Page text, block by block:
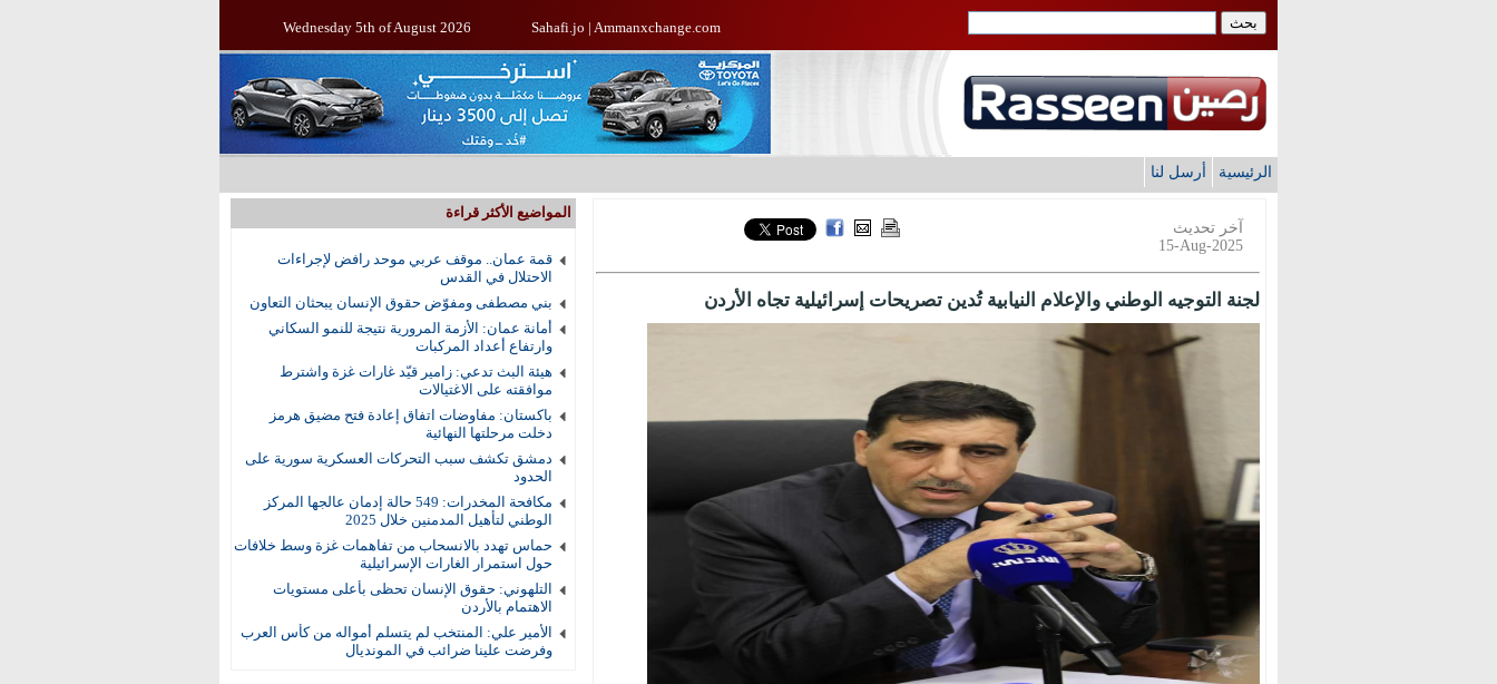
Wednesday 5th of August 2026 Sahafi.jo | Ammanxchange.com
الرئيسية أرسل لنا
المواضيع الأكثر قراءة
قمة عمان.. موقف عربي موحد رافض لإجراءات
الاحتلال في القدس
بني مصطفى ومفوّض حقوق الإنسان يبحثان التعاون
أمانة عمان: الأزمة المرورية نتيجة للنمو السكاني
وارتفاع أعداد المركبات
هيئة البث تدعي: زامير قيّد غارات غزة واشترط
موافقته على الاغتيالات
باكستان: مفاوضات اتفاق إعادة فتح مضيق هرمز
دخلت مرحلتها النهائية
دمشق تكشف سبب التحركات العسكرية سورية على
الحدود
مكافحة المخدرات: 549 حالة إدمان عالجها المركز
الوطني لتأهيل المدمنين خلال 2025
حماس تهدد بالانسحاب من تفاهمات غزة وسط خلافات
حول استمرار الغارات الإسرائيلية
التلهوني: حقوق الإنسان تحظى بأعلى مستويات
الاهتمام بالأردن
الأمير علي: المنتخب لم يتسلم أمواله من كأس العرب
وفرضت علينا ضرائب في المونديال
آخر تحديث
15-Aug-2025
لجنة التوجيه الوطني والإعلام النيابية تُدين تصريحات إسرائيلية تجاه الأردن